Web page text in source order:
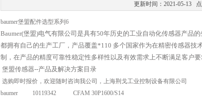
更新时间：2021-05-13
baumer堡盟配件选型系列6
Baumer(堡盟)电气有限公司是具有50年历史的工业自动化传感器产品
都拥有自己的生产工厂，产品覆盖*110 多个国家作为在精密传感器技
制，在产品的精度可靠性稳定性多样性以及有效需求上不断满足客户
堡盟传感器--产品及解决方案目录
选购即时报价，欢迎随时咨询我公司，上海荆戈工业控制设备有限公司
baumer
10119342
CFAM 30P1600/S14